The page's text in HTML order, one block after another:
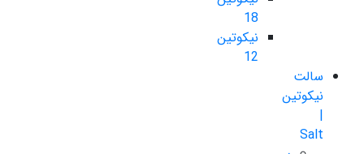
18
نیکوتین
12
سالت
نیکوتین
|
Salt